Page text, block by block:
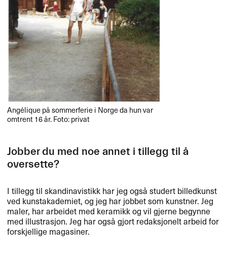
Ang​é​lique p​å sommerferie i Norge da hun var
omtrent 16 ​å​r. Foto: privat
Jobber du med noe annet i tillegg til ​å
oversette?​​
I tillegg til skandinavistikk har jeg ogs​å studert billedkunst
ved kunstakademiet, og jeg har jobbet som kunstner. Jeg
maler, har arbeidet med keramikk og vil gjerne begynne
med illustrasjon. Jeg har ogs​å gjort redaksjonelt arbeid for
forskjellige magasiner.​​